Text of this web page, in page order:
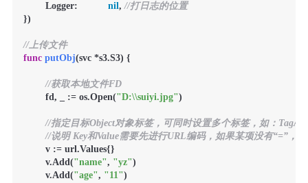
        Logger:
nil, //打日志的位置
})
//上传文件
func putObj(svc *s3.S3) {
//获取本地文件FD
        fd, _ := os.Open(
"D:\\suiyi.jpg")
//指定目标Object对象标签，可同时设置多个标签，如：
//说明 Key和Value需要先进行URL编码，如果某项没有“=”，
        v := url.Values{}
        v.Add(
"name", "yz")
        v.Add(
"age", "11")